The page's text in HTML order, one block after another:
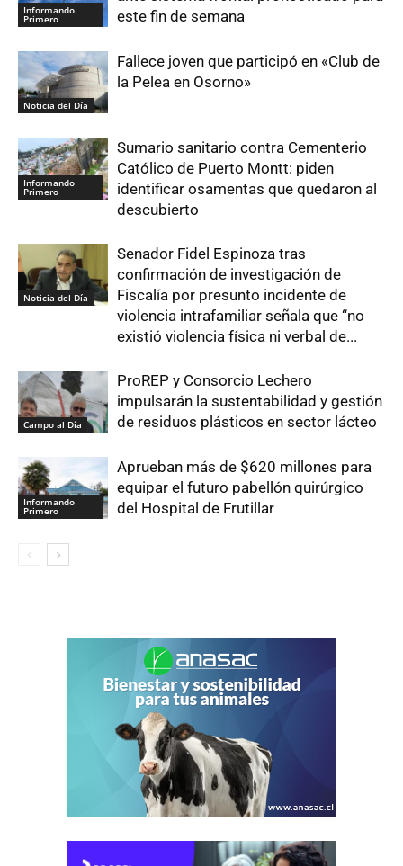
Informando
Primero
este fin de semana
Noticia del Día
Fallece joven que participó en «Club de
la Pelea en Osorno»
Informando
Primero
Sumario sanitario contra Cementerio
Católico de Puerto Montt: piden
identificar osamentas que quedaron al
descubierto
Noticia del Día
Senador Fidel Espinoza tras
confirmación de investigación de
Fiscalía por presunto incidente de
violencia intrafamiliar señala que “no
existió violencia física ni verbal de...
Campo al Día
ProREP y Consorcio Lechero
impulsarán la sustentabilidad y gestión
de residuos plásticos en sector lácteo
Informando
Primero
Aprueban más de $620 millones para
equipar el futuro pabellón quirúrgico
del Hospital de Frutillar